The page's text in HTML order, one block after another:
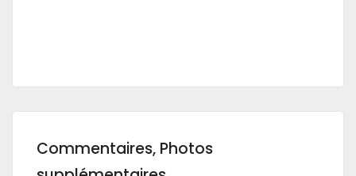
Commentaires, Photos